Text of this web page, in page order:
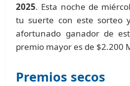
2025. Esta noche de
tu suerte con este sorteo
afortunado ganador de
premio mayor es de $2.200
Premios secos